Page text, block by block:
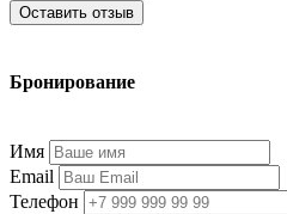
Оставить отзыв
Бронирование
Имя
Email
Телефон